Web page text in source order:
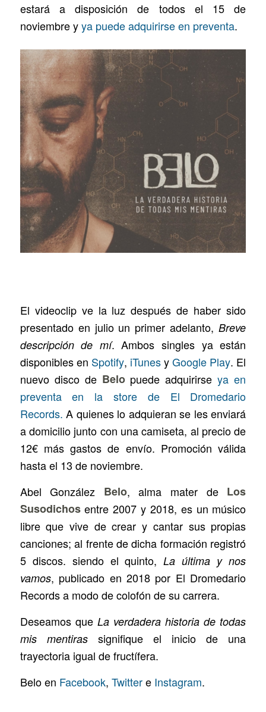
estará a disposición de todos el 15 de
noviembre yya puede adquirirse en preventa.
El videoclip ve la luz después de haber sido
presentado en julio un primer adelanto,Breve
descripción de mí. Ambos singles ya están
disponibles en Spotify, iTunesyGoogle Play. El
nuevo disco de Belopuede adquirirseya en
preventa en la store de El Dromedario
Records. A quienes lo adquieran se les enviará
a domicilio junto con una camiseta, al precio de
12€ más gastos de envío. Promoción válida
hasta el 13 de noviembre.
Abel González Belo, alma mater de Los
Susodichosentre 2007 y 2018, es un músico
libre que vive de crear y cantar sus propias
canciones; al frente de dicha formación registró
5 discos. siendo el quinto,La última y nos
vamos, publicado en 2018 por El Dromedario
Records a modo de colofón de su carrera.
Deseamos que La verdadera historia de todas
mis mentirassignifique el inicio de una
trayectoria igual de fructífera.
Belo en Facebook, Twittere Instagram.